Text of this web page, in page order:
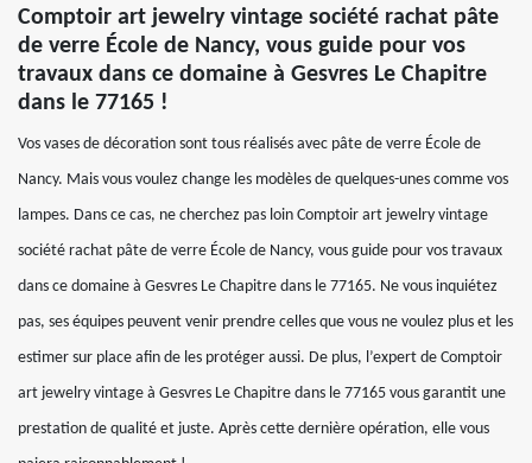
Comptoir art jewelry vintage société rachat pâte
de verre École de Nancy, vous guide pour vos
travaux dans ce domaine à Gesvres Le Chapitre
dans le 77165 !
Vos vases de décoration sont tous réalisés avec pâte de verre École de
Nancy. Mais vous voulez change les modèles de quelques-unes comme vos
lampes. Dans ce cas, ne cherchez pas loin Comptoir art jewelry vintage
société rachat pâte de verre École de Nancy, vous guide pour vos travaux
dans ce domaine à Gesvres Le Chapitre dans le 77165. Ne vous inquiétez
pas, ses équipes peuvent venir prendre celles que vous ne voulez plus et les
estimer sur place afin de les protéger aussi. De plus, l’expert de Comptoir
art jewelry vintage à Gesvres Le Chapitre dans le 77165 vous garantit une
prestation de qualité et juste. Après cette dernière opération, elle vous